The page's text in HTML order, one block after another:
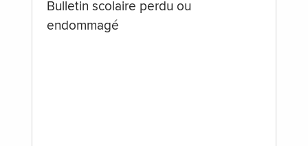
Bulletin scolaire perdu ou
endommagé